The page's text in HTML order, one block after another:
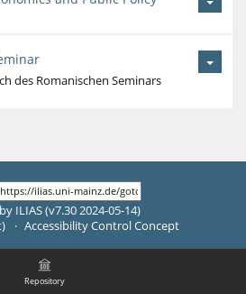
Repository
des Romanischen Seminars
ILIAS (v7.30 2024-05-14)
Accessibility Control Concept